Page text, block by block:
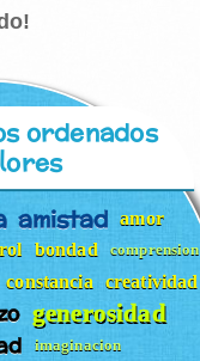
ordenados
amistad amor
bondad comprension
constancia creatividad
generosidad
imaginacion